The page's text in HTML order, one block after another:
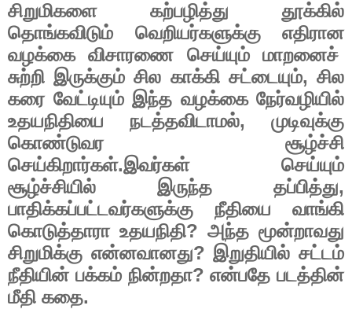
சிறுமிகளை கற்பழித்து
தூக்கில்
தொங்கவிடும்
வெறியர்களுக்கு
எதிரான
வழக்கை
விசாரணை செய்யும்
மாறனைச்
சுற்றி இருக்கும் சில காக்கி சட்டையும்,சில
கரை வேட்டியும் இந்த வழக்கை நேர்வழியில்
உதயநிதியை
நடத்தவிடாமல், முடிவுக்கு
கொண்டுவர
சூழ்ச்சி
செய்கிறார்கள்.இவர்கள்
செய்யும்
சூழ்ச்சியில்
இருந்த தப்பித்து,
பாதிக்கப்பட்டவர்களுக்கு நீதியை
வாங்கி
கொடுத்தாரா உதயநிதி? அந்த மூன்றாவது
சிறுமிக்கு என்னவானது?இறுதியில் சட்டம்
நீதியின் பக்கம் நின்றதா?என்பதே படத்தின்
மீதி கதை.